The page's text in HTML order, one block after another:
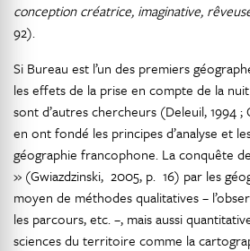
conception créatrice, imaginative,
92).
Si Bureau est l’un des premiers
les effets de la prise en compte de la
sont d’autres chercheurs (Deleuil, 1994 ;
en ont fondé les principes d’analyse et
géographie francophone. La conquête
» (Gwiazdzinski, 2005, p. 16) par les
moyen de méthodes qualitatives –
les parcours, etc. –, mais aussi
sciences du territoire comme la